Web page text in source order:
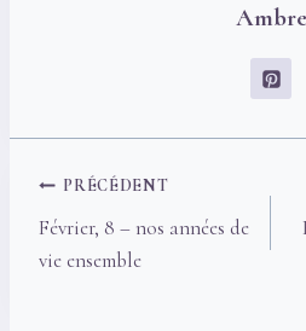
Ambre
Navigation
de
l’article
PRÉCÉDENT
Février, 8 – nos années de
vie ensemble